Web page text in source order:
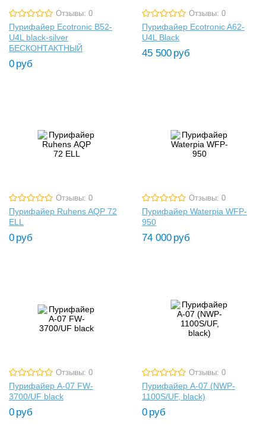
Отзывы: 0
Пурифайер Ecotronic B52-
U4L black-silver
БЕСКОНТАКТНЫЙ
0 руб
Отзывы: 0
Пурифайер Ecotronic A62-
U4L Black
45 500 руб
Отзывы: 0
Пурифайер Ruhens AQP 72
ELL
0 руб
Отзывы: 0
Пурифайер Waterpia WFP-
950
74 000 руб
Отзывы: 0
Пурифайер A-07 FW-
3700/UF black
0 руб
Отзывы: 0
Пурифайер A-07 (NWP-
1100S/UF, black)
0 руб